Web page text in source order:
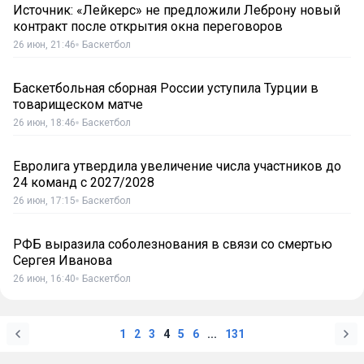
Источник: «Лейкерс» не предложили Леброну новый
контракт после открытия окна переговоров
26 июн, 21:46 Баскетбол
Баскетбольная сборная России уступила Турции в
товарищеском матче
26 июн, 18:46 Баскетбол
Евролига утвердила увеличение числа участников до
24 команд с 2027/2028
26 июн, 17:15 Баскетбол
РФБ выразила соболезнования в связи со смертью
Сергея Иванова
26 июн, 16:40 Баскетбол
1 2 3 4 5 6 ... 131